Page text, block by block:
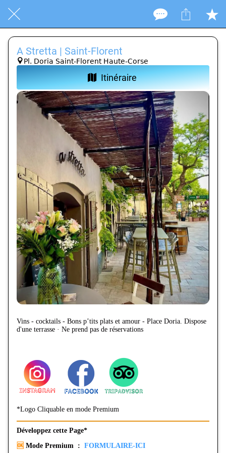
A Stretta | Saint-Florent
Pl. Doria Saint-Florent Haute-Corse
Itinéraire
Vins - cocktails - Bons p’tits plats et amour - Place Doria. Dispose
d'une terrasse · Ne prend pas de réservations
*Logo Cliquable en mode Premium
Développez cette Page*
🆗 Mode Premium : FORMULAIRE-ICI